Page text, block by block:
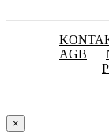
AGB
×